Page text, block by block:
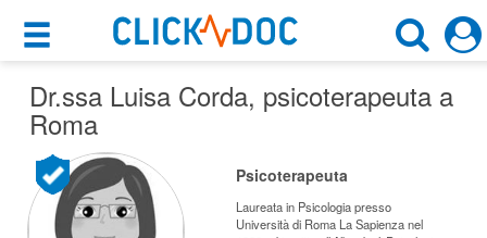
×
Motore di ricerca
×
Psicoterapeuta
Cosa possiamo offrirti
Per i pazienti
Prenota una visita
Dr.ssa Luisa Corda, psicoterapeuta a
Roma
Psicoterapeuta
Laureata in Psicologia presso
Università di Roma La Sapienza nel